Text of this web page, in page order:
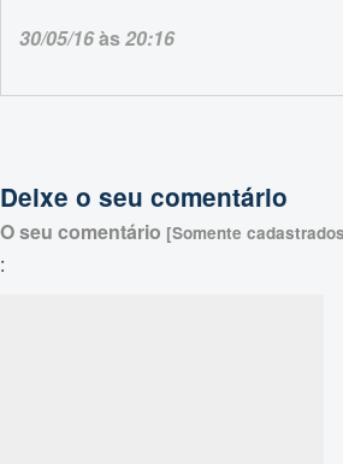
30/05/16às20:16
Deixe o seu comentário
O seu comentário [Somente
: